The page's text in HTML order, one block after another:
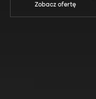
Zobacz ofertę